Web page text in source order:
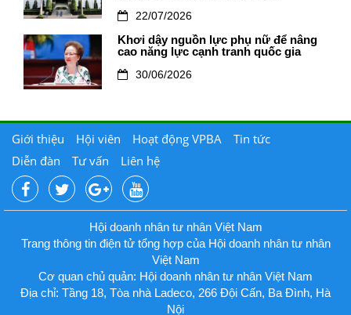
22/07/2026
Khơi dậy nguồn lực phụ nữ để nâng
cao năng lực cạnh tranh quốc gia
30/06/2026
Giới thiệu Hội viên Hoạt động VPBA
Tin tức
Diễn đàn
Tư vấn Liên hệ
Hội doanh nhân tư nhân Việt Nam
Trang thông tin điện tử tổng hợp của Hội doanh nhân tư nhân
Việt Nam
Cơ quan chủ quản: Hội doanh nhân tư nhân Việt Nam
Địa chỉ: Tầng 18, Tòa nhà Ladeco, 266 Đội Cấn, Ba Đình, Hà
Nội